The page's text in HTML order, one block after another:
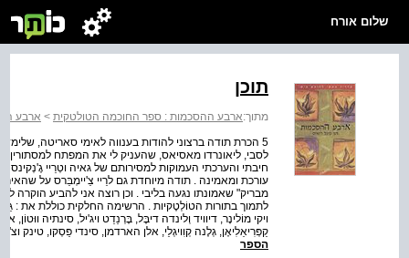
שלום אורח
תוכן
מתוך:ארבע ההסכמות : ספר החוכמה הטולטקית > ארבע
5 הכרת תודה ברצוני להודות בענווה לאימי סאריטה,
לסבי, ליאונרדו מאסיאס, שהעניק לי את המפתח למסתורין
חיבתי והערכתי העמוקות למסירותם של גאיה וטְרֵיי
עורכת ומאמינה . תודה מיוחדת גם לרֵיי צֵ'יימְבֵּרס על שהאיר
מבריק" שאמונתו נגעה בליבי . וכן רוצה אני להביע הוקרה
לתמוך בתורות הטוֹלְטֶקיות . הרשימה החלקית כוללת את : גֵי
קַפְּרִיאֵלִיאֶן, גְלֶנה קְוִויגְלֵי, אלן הארדמן, סינדי פַּסְקו, טינק
הספר